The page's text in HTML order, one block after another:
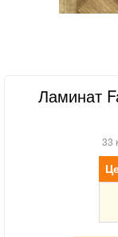
Ламинат
33